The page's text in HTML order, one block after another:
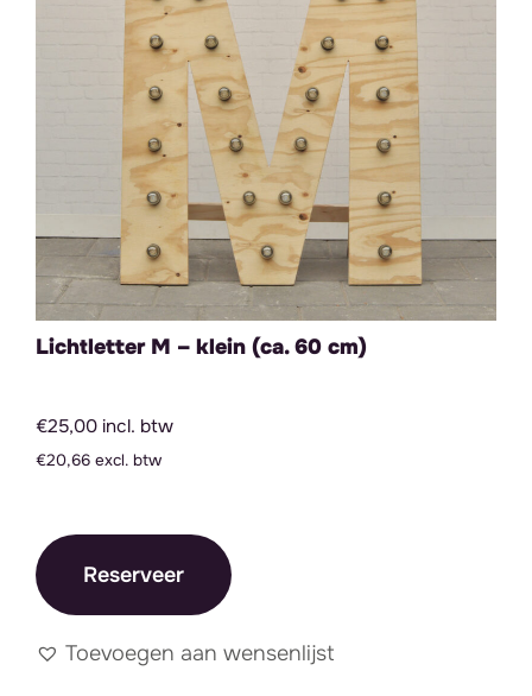
Lichtletter M – klein (ca. 60 cm)
€25,00 incl. btw
€20,66 excl. btw
Reserveer
Toevoegen aan wensenlijst